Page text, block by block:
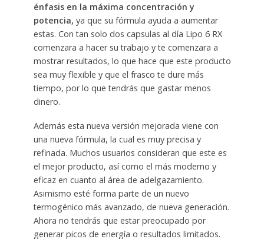
énfasis en la máxima concentración y
potencia, ya que su fórmula ayuda a aumentar
estas. Con tan solo dos capsulas al día Lipo 6 RX
comenzara a hacer su trabajo y te comenzara a
mostrar resultados, lo que hace que este producto
sea muy flexible y que el frasco te dure más
tiempo, por lo que tendrás que gastar menos
dinero.
Además esta nueva versión mejorada viene con
una nueva fórmula, la cual es muy precisa y
refinada. Muchos usuarios consideran que este es
el mejor producto, así como el más moderno y
eficaz en cuanto al área de adelgazamiento.
Asimismo esté forma parte de un nuevo
termogénico más avanzado, de nueva generación.
Ahora no tendrás que estar preocupado por
generar picos de energía o resultados limitados.